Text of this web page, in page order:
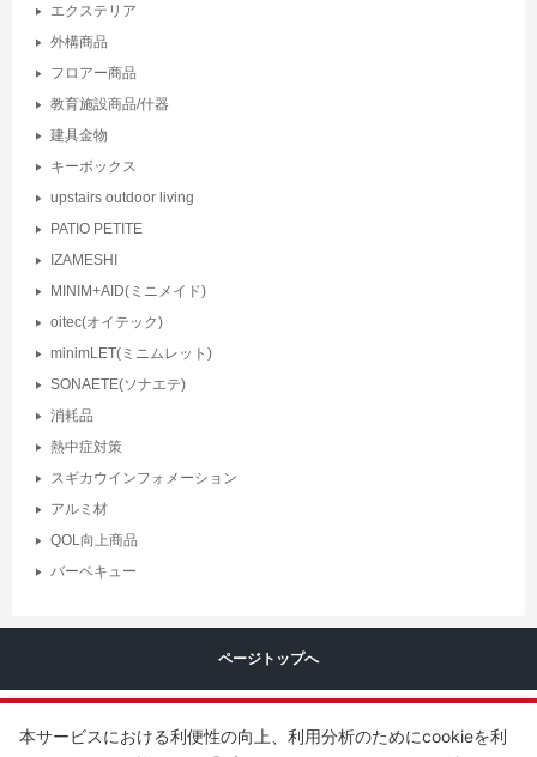
エクステリア
外構商品
フロアー商品
教育施設商品/什器
建具金物
キーボックス
upstairs outdoor living
PATIO PETITE
IZAMESHI
MINIM+AID(ミニメイド)
oitec(オイテック)
minimLET(ミニムレット)
SONAETE(ソナエテ)
消耗品
熱中症対策
スギカウインフォメーション
アルミ材
QOL向上商品
バーベキュー
ページトップへ
本サービスにおける利便性の向上、利用分析のためにcookieを利